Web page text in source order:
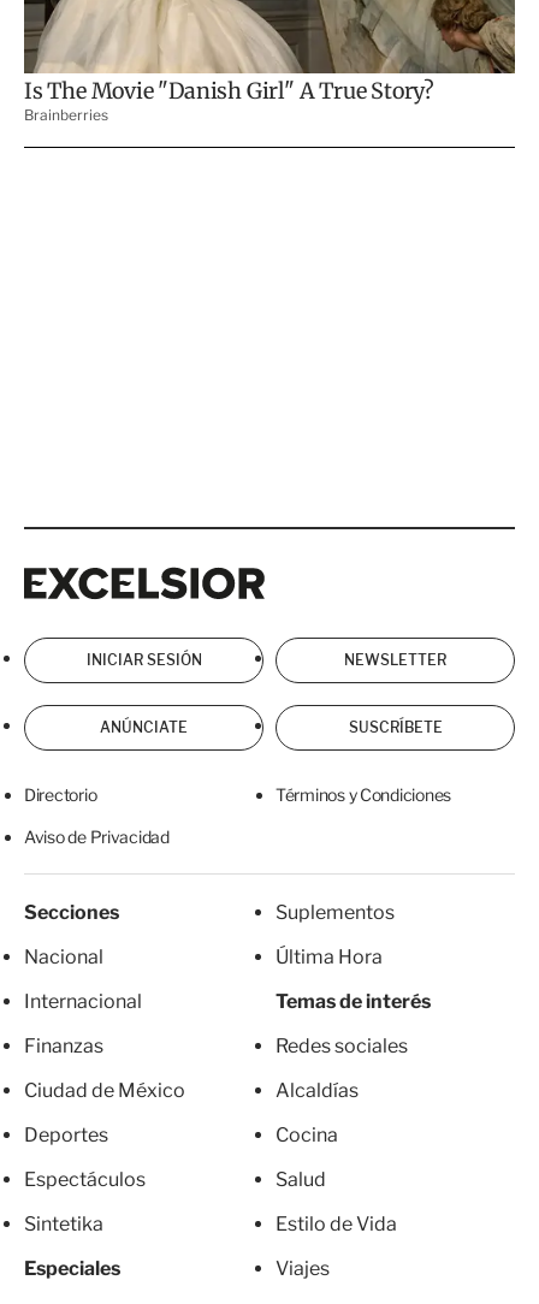
INICIAR SESIÓN NEWSLETTER
ANÚNCIATE SUSCRÍBETE
Directorio Términos y Condiciones
Aviso de Privacidad
Secciones
Nacional
Internacional
Finanzas
Ciudad de México
Deportes
Espectáculos
Sintetika
Especiales
Suplementos
Última Hora
Temas de interés
Redes sociales
Alcaldías
Cocina
Salud
Estilo de Vida
Viajes